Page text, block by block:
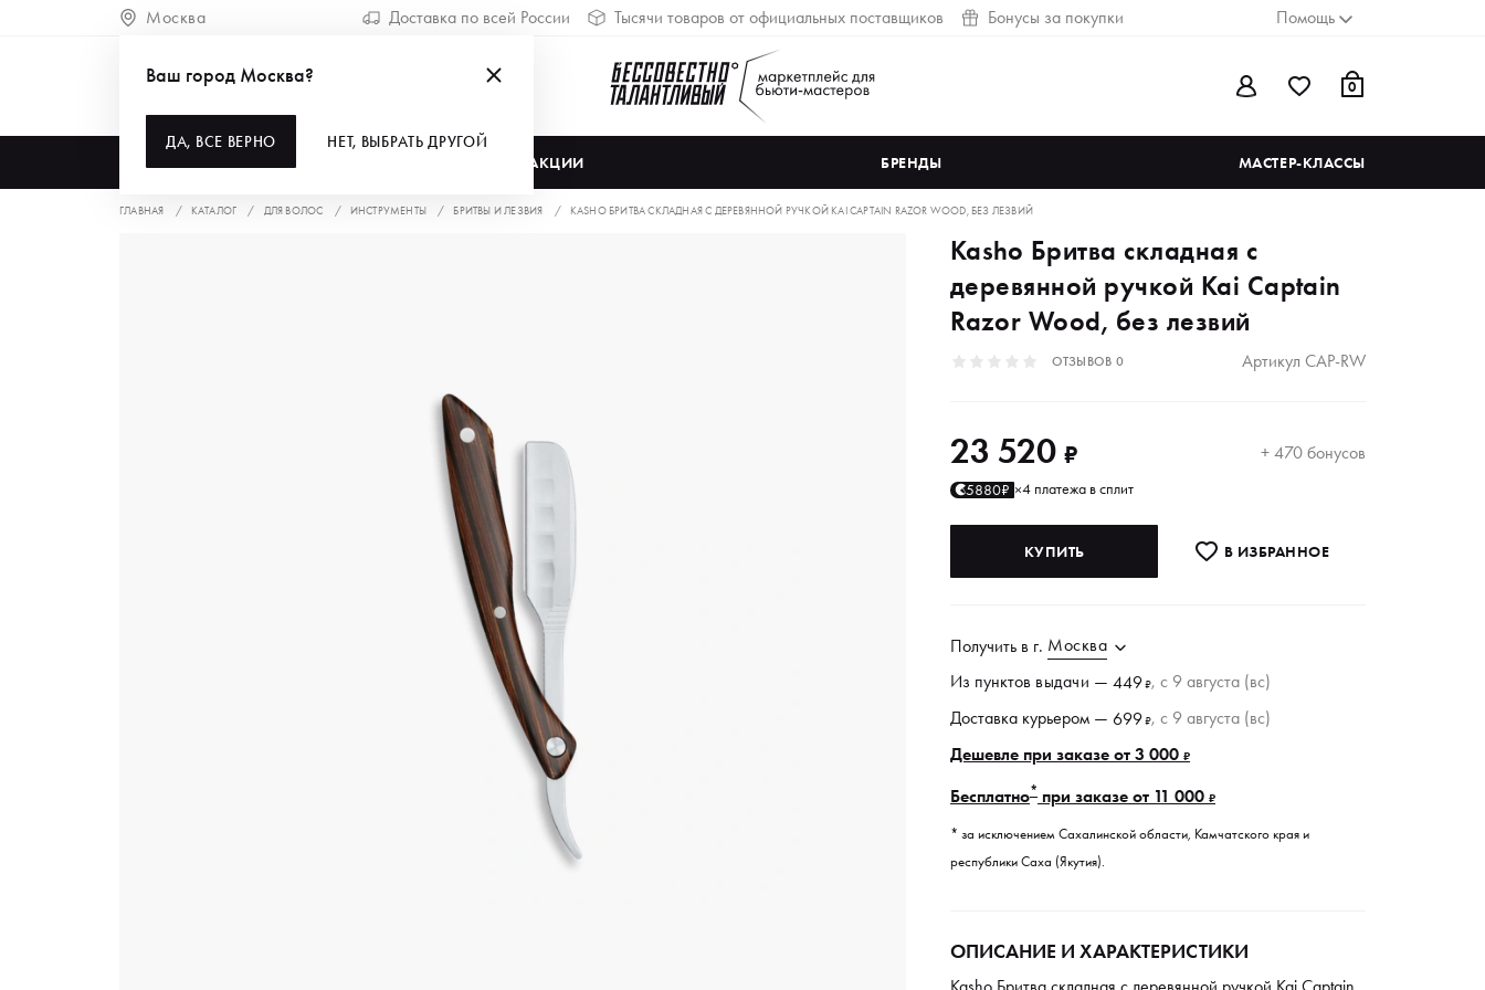
Москва Доставка по всей России Тысячи товаров от официальных поставщиков Бонусы за покупки Помощь
0
АКЦИИ БРЕНДЫ МАСТЕР-КЛАССЫ
Ваш город Москва?
ДА, ВСЕ ВЕРНО НЕТ, ВЫБРАТЬ ДРУГОЙ
ГЛАВНАЯ КАТАЛОГ ДЛЯ ВОЛОС ИНСТРУМЕНТЫ БРИТВЫ И ЛЕЗВИЯ KASHO БРИТВА СКЛАДНАЯ С ДЕРЕВЯННОЙ РУЧКОЙ KAI СAPTAIN RAZOR WOOD, БЕЗ ЛЕЗВИЙ
Kasho Бритва складная с
деревянной ручкой Kai Сaptain
Razor Wood, без лезвий
ОТЗЫВОВ 0 Артикул CAP-RW
23 520 ₽ + 470 бонусов
5880₽ ×4 платежа в сплит
КУПИТЬ В ИЗБРАННОE
Получить в г. Москва
Из пунктов выдачи —449₽, c 9 августа (вс)
Доставка курьером —699₽, c 9 августа (вс)
Дешевле при заказе от 3 000₽
Бесплатно* при заказе от 11 000₽
* за исключением Сахалинской области, Камчатского края и
республики Саха (Якутия).
ОПИСАНИЕ И ХАРАКТЕРИСТИКИ